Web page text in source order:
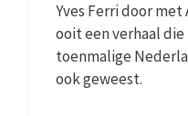
Yves Ferri door
ooit een verhaal
toenmalige
ook geweest.